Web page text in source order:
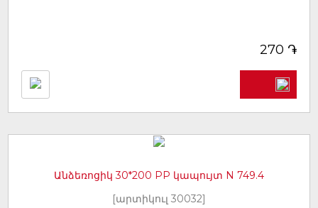
270 ֏
Անձեռոցիկ 30*200 PP կապույտ N 749.4
[արտիկուլ 30032]